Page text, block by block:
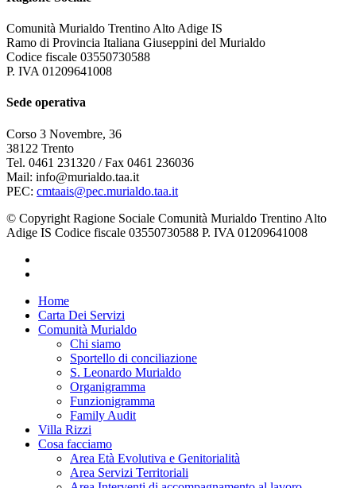
Comunità Murialdo Trentino Alto Adige IS
Ramo di Provincia Italiana Giuseppini del Murialdo
Codice fiscale 03550730588
P. IVA 01209641008
Sede operativa
Corso 3 Novembre, 36
38122 Trento
Tel. 0461 231320 / Fax 0461 236036
Mail: info@murialdo.taa.it
PEC: cmtaais@pec.murialdo.taa.it
© Copyright Ragione Sociale Comunità Murialdo Trentino Alto
Adige IS Codice fiscale 03550730588 P. IVA 01209641008
Close
Menu
Home
Carta Dei Servizi
Comunità Murialdo
Chi siamo
Sportello di conciliazione
S. Leonardo Murialdo
Organigramma
Funzionigramma
Family Audit
Villa Rizzi
Cosa facciamo
Area Età Evolutiva e Genitorialità
Area Servizi Territoriali